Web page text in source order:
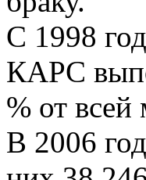
С 1998
КАРС
% от всей
В 2006